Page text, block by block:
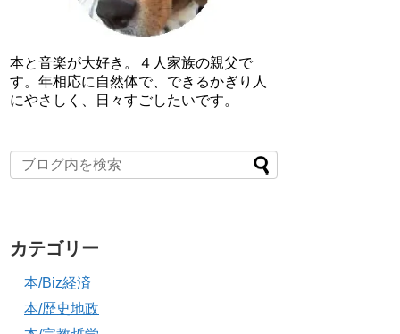
本と音楽が大好き。４人家族の親父で
す。年相応に自然体で、できるかぎり人
にやさしく、日々すごしたいです。
カテゴリー
本/Biz経済
本/歴史地政